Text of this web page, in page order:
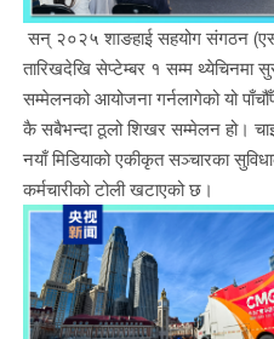
सन् २०२५ शाङहाई सहयोग संगठन
तारिखदेखि सेप्टेम्बर १ सम्म
सम्मेलनको आयोजना गर्नलागेको यो
कै सबैभन्दा ठूलो शिखर सम्मेलन हो।
नयाँ मिडियाको एकीकृत सञ्चारका
कर्मचारीको टोली खटाएको छ।